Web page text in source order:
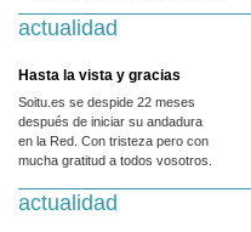
actualidad
Hasta la vista y gracias
Soitu.es se despide 22 meses
después de iniciar su andadura
en la Red. Con tristeza pero con
mucha gratitud a todos vosotros.
actualidad